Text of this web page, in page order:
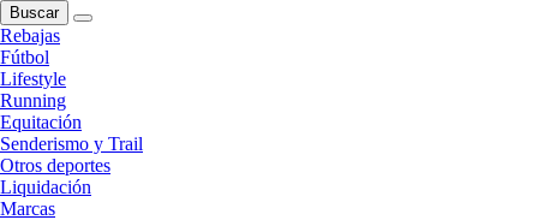
Buscar
Rebajas
Fútbol
Lifestyle
Running
Equitación
Senderismo y Trail
Otros deportes
Liquidación
Marcas